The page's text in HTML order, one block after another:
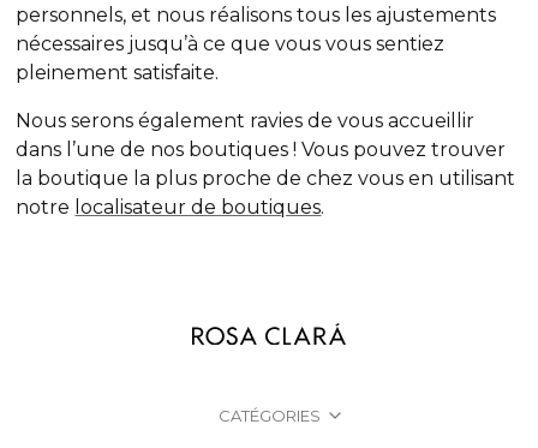
personnels, et nous réalisons tous les ajustements
nécessaires jusqu’à ce que vous vous sentiez
pleinement satisfaite.
Nous serons également ravies de vous accueillir
dans l’une de nos boutiques ! Vous pouvez trouver
la boutique la plus proche de chez vous en utilisant
notre localisateur de boutiques.
CATÉGORIES